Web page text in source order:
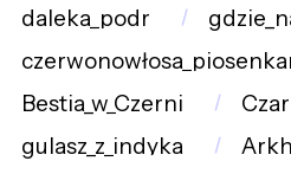
daleka_podr
Bestia_w_Czerni
gulasz_z_indyka